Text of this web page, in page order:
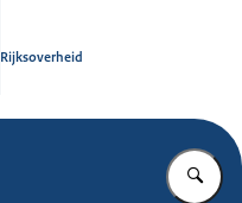
Rijksoverheid